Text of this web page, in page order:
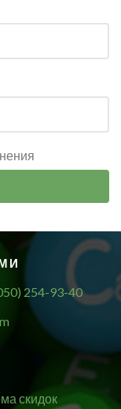
254-93-40
скидок